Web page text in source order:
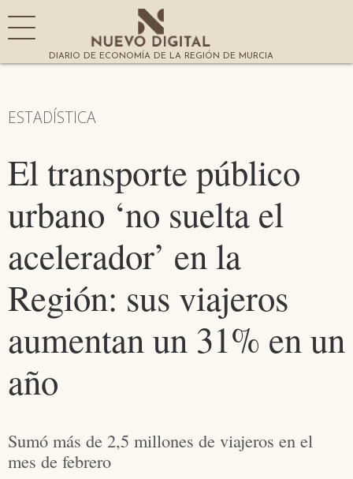
DIARIO DE ECONOMÍA DE LA REGIÓN DE MURCIA
ESTADÍSTICA
El transporte público
urbano ‘no suelta el
acelerador’ en la
Región: sus viajeros
aumentan un 31% en un
año
Sumó más de 2,5 millones de viajeros en el
mes de febrero